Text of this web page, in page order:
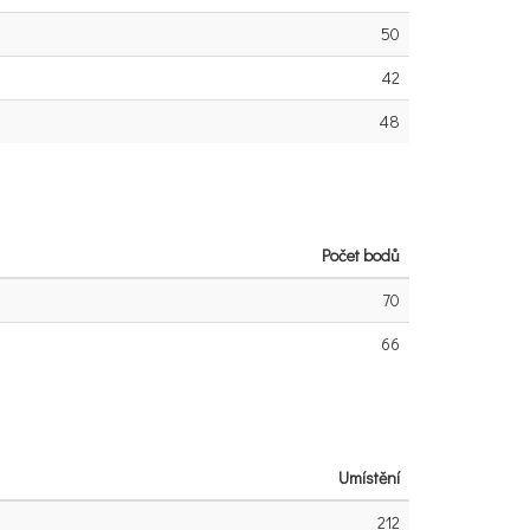
50
42
48
Počet bodů
70
66
Umístění
212